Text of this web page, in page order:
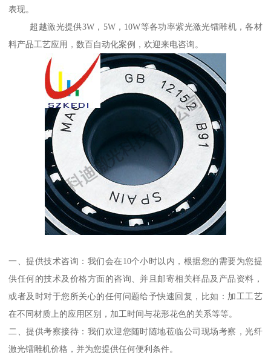
表现。
超越激光提供3W，5W，10W等各功率紫光激光镭雕机，各材
料产品工艺应用，数百自动化案例，欢迎来电咨询。
一、提供技术咨询：我们会在10个小时以内，根据您的需要为您提
供任何的技术及价格方面的咨询、并且邮寄相关样品及产品资料，
或者及时对于您所关心的任何问题给予快速回复，比如：加工工艺
在不同材质上的应用区别，加工时间与花形花色的关系等等。
二、提供考察接待：我们欢迎您随时随地莅临公司现场考察，光纤
激光镭雕机价格，并为您提供任何便利条件。